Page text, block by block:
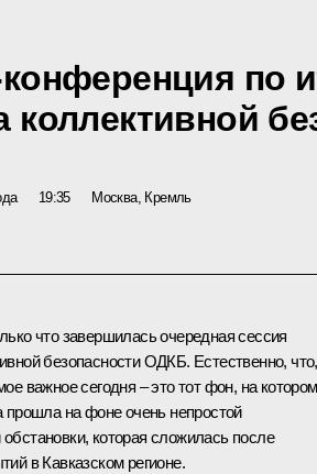
по
коллективной
19:35 Москва, Кремль
что завершилась очередная сессия
безопасности ОДКБ. Естественно, что,
важное сегодня – это тот фон, на котором
прошла на фоне очень непростой
которая сложилась после
в Кавказском регионе.